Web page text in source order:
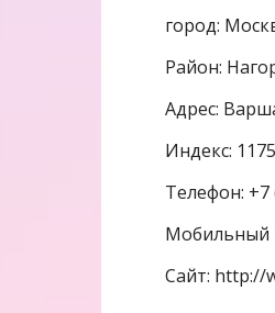
город:
Район:
Адрес:
Индекс:
Телефон: +7
Мобильный
Сайт: http://